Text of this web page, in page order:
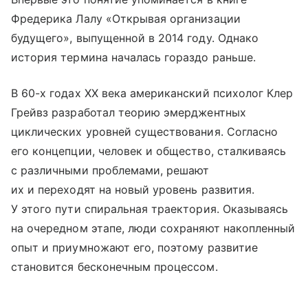
Фредерика Лалу «Открывая организации
будущего», выпущенной в 2014 году. Однако
история термина началась гораздо раньше.
В 60-х годах XX века американский психолог Клер
Грейвз разработал теорию эмерджентных
циклических уровней существования. Согласно
его концепции, человек и общество, сталкиваясь
с различными проблемами, решают
их и переходят на новый уровень развития.
У этого пути спиральная траектория. Оказываясь
на очередном этапе, люди сохраняют накопленный
опыт и приумножают его, поэтому развитие
становится бесконечным процессом.